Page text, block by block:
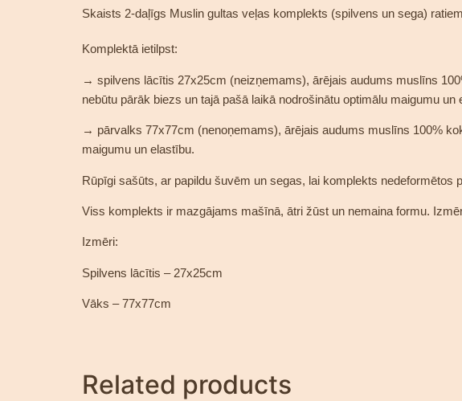
Skaists 2-daļīgs Muslin gultas veļas komplekts (spilvens un sega)
Komplektā ietilpst:
→ spilvens lācītis 27x25cm (neizņemams), ārējais audums muslīns
nebūtu pārāk biezs un tajā pašā laikā nodrošinātu optimālu maigumu un
→ pārvalks 77x77cm (nenoņemams), ārējais audums muslīns 100%
maigumu un elastību.
Rūpīgi sašūts, ar papildu šuvēm un segas, lai komplekts nedeformētos
Viss komplekts ir mazgājams mašīnā, ātri žūst un nemaina formu.
Izmēri:
Spilvens lācītis – 27x25cm
Vāks – 77x77cm
Related products